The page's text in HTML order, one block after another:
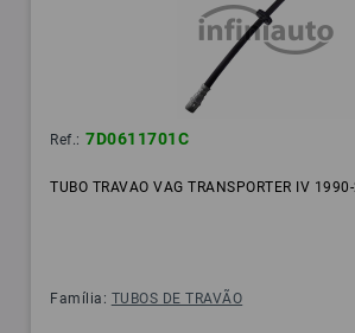
Ref.: 7D0611701C
TUBO TRAVAO VAG TRANSPORTER IV
Família: TUBOS DE TRAVÃO